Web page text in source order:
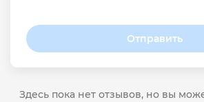
Отправить
Здесь пока нет отзывов, но вы